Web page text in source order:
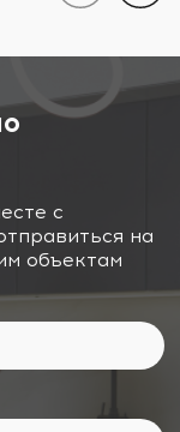
с
на
объектам